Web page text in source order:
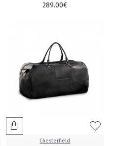
289.00€
Chesterfield